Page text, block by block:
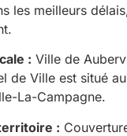
les meilleurs
: Ville de
de Ville est situé
La-Campagne.
: